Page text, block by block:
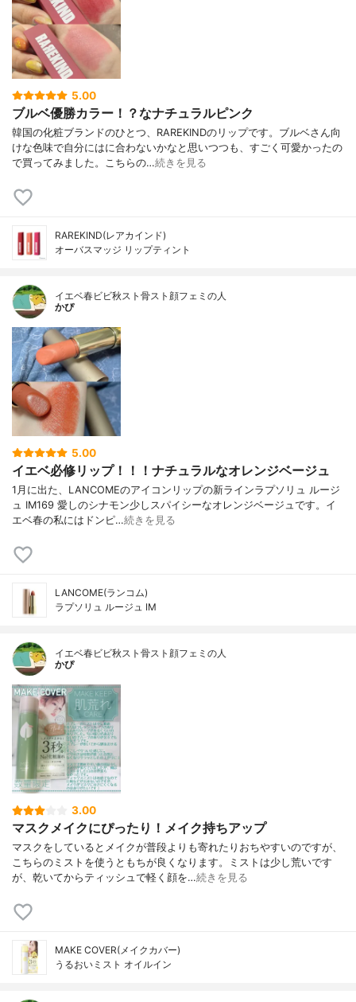
5.00
ブルベ優勝カラー！？なナチュラルピンク
韓国の化粧ブランドのひとつ、RAREKINDのリップです。ブルベさん向
けな色味で自分にはに合わないかなと思いつつも、すごく可愛かったの
で買ってみました。こちらの…続きを見る
RAREKIND(レアカインド)
オーバスマッジ リップティント
イエベ春ビビ秋スト骨スト顔フェミの人
かぴ
5.00
イエベ必修リップ！！！ナチュラルなオレンジベージュ
1月に出た、LANCOMEのアイコンリップの新ラインラプソリュ ルージ
ュ IM169 愛しのシナモン少しスパイシーなオレンジベージュです。イ
エベ春の私にはドンピ…続きを見る
LANCOME(ランコム)
ラプソリュ ルージュ IM
イエベ春ビビ秋スト骨スト顔フェミの人
かぴ
3.00
マスクメイクにぴったり！メイク持ちアップ
マスクをしているとメイクが普段よりも寄れたりおちやすいのですが、
こちらのミストを使うともちが良くなります。ミストは少し荒いです
が、乾いてからティッシュで軽く顔を…続きを見る
MAKE COVER(メイクカバー)
うるおいミスト オイルイン